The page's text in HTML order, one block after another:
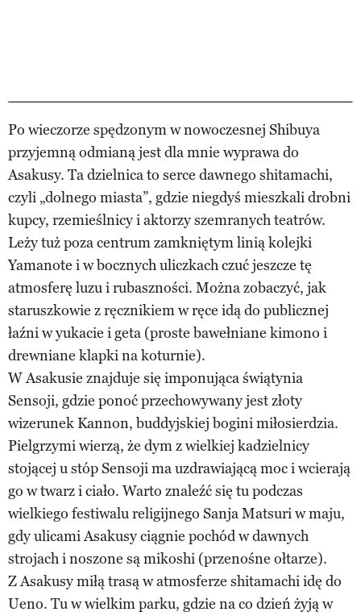
Po wieczorze spędzonym w nowoczesnej Shibuya
przyjemną odmianą jest dla mnie wyprawa do
Asakusy. Ta dzielnica to serce dawnego shitamachi,
czyli „dolnego miasta”, gdzie niegdyś mieszkali drobni
kupcy, rzemieślnicy i aktorzy szemranych teatrów.
Leży tuż poza centrum zamkniętym linią kolejki
Yamanote i w bocznych uliczkach czuć jeszcze tę
atmosferę luzu i rubaszności. Można zobaczyć, jak
staruszkowie z ręcznikiem w ręce idą do publicznej
łaźni w yukacie i geta (proste bawełniane kimono i
drewniane klapki na koturnie).
W Asakusie znajduje się imponująca świątynia
Sensoji, gdzie ponoć przechowywany jest złoty
wizerunek Kannon, buddyjskiej bogini miłosierdzia.
Pielgrzymi wierzą, że dym z wielkiej kadzielnicy
stojącej u stóp Sensoji ma uzdrawiającą moc i wcierają
go w twarz i ciało. Warto znaleźć się tu podczas
wielkiego festiwalu religijnego Sanja Matsuri w maju,
gdy ulicami Asakusy ciągnie pochód w dawnych
strojach i noszone są mikoshi (przenośne ołtarze).
Z Asakusy miłą trasą w atmosferze shitamachi idę do
Ueno. Tu w wielkim parku, gdzie na co dzień żyją w